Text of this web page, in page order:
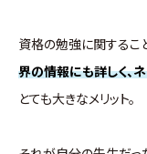
資格の勉強に関するこ
界の情報にも詳しく、
とても大きなメリット。